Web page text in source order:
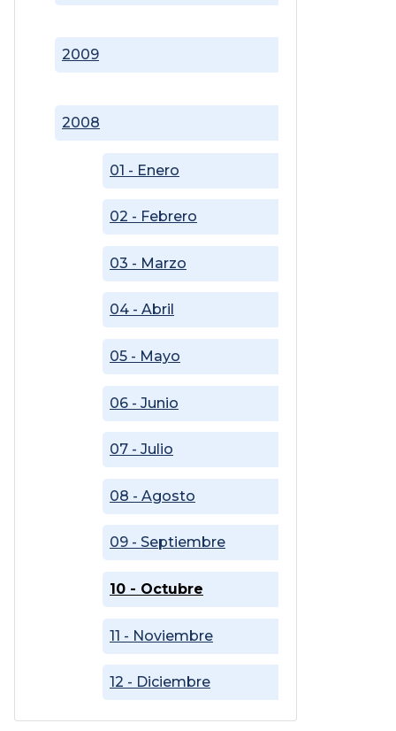
2008
01 - Enero
02 - Febrero
03 - Marzo
04 - Abril
05 - Mayo
06 - Junio
07 - Julio
08 - Agosto
09 - Septiembre
10 - Octubre
11 - Noviembre
12 - Diciembre
2009